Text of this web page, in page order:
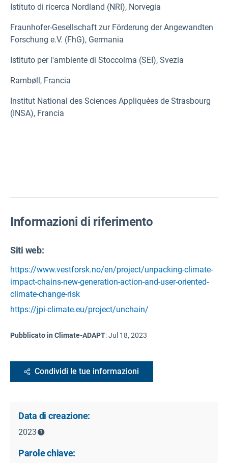
Istituto di ricerca Nordland (NRI), Norvegia
Fraunhofer-Gesellschaft zur Förderung der Angewandten
Forschung e.V. (FhG), Germania
Istituto per l'ambiente di Stoccolma (SEI), Svezia
Rambøll, Francia
Institut National des Sciences Appliquées de Strasbourg
(INSA), Francia
Informazioni di riferimento
Siti web:
https://www.vestforsk.no/en/project/unpacking-climate-
impact-chains-new-generation-action-and-user-oriented-
climate-change-risk
https://jpi-climate.eu/project/unchain/
Pubblicato in Climate-ADAPT:Jul 18, 2023
Condividi le tue informazioni
Data di creazione:
2023
Parole chiave: